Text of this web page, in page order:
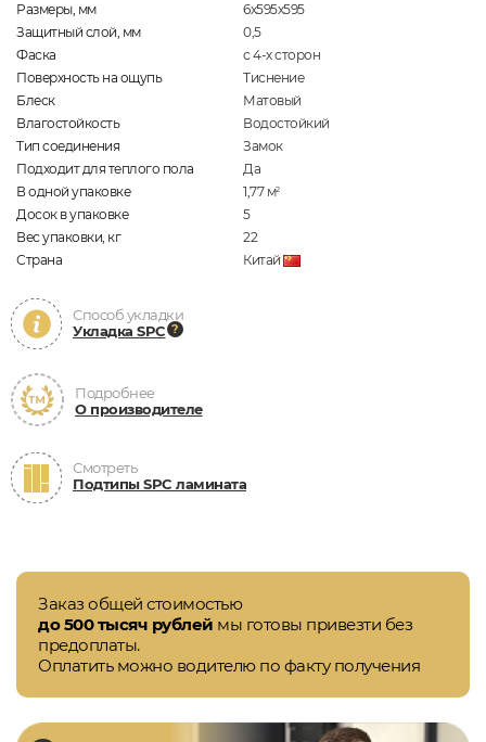
Размеры, мм
6х595х595
Защитный слой, мм
0,5
Фаска
с 4-х сторон
Поверхность на ощупь
Тиснение
Блеск
Матовый
Влагостойкость
Водостойкий
Тип соединения
Замок
Подходит для теплого пола
Да
В одной упаковке
1,77 м2
Досок в упаковке
5
Вес упаковки, кг
22
Страна
Китай
Способ укладки
Укладка SPC
Подробнее
О производителе
Смотреть
Подтипы SPC ламината
Заказ общей стоимостью
до 500 тысяч рублей мы готовы привезти без
предоплаты.
Оплатить можно водителю по факту получения